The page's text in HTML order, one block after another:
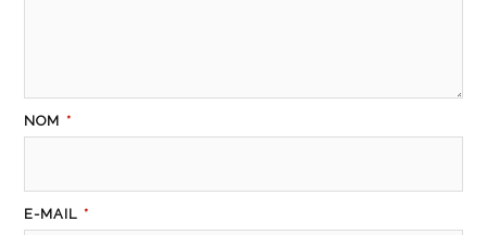
NOM *
E-MAIL *